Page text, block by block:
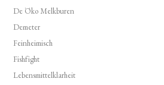
De Öko Melkburen
Demeter
Feinheimisch
Fishfight
Lebensmittelklarheit